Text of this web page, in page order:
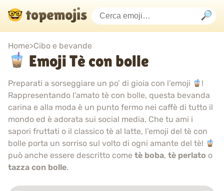
Home>Cibo e bevande
Emoji Tè con bolle
Preparati a sorseggiare un po’ di gioia con l’emoji
!
Rappresentando l’amato tè con bolle, questa bevanda
carina e alla moda è un punto fermo nei caffè di tutto il
mondo ed è adorata sui social media. Che tu ami i
sapori fruttati o il classico tè al latte, l’emoji del tè con
bolle porta un sorriso sul volto di ogni amante del tè!
può anche essere descritto come tè boba, tè perlato o
tazza con bolle.